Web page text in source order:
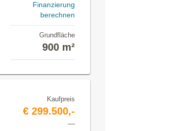
Finanzierung
berechnen
Grundfläche
900 m²
Kaufpreis
€ 299.500,-
—